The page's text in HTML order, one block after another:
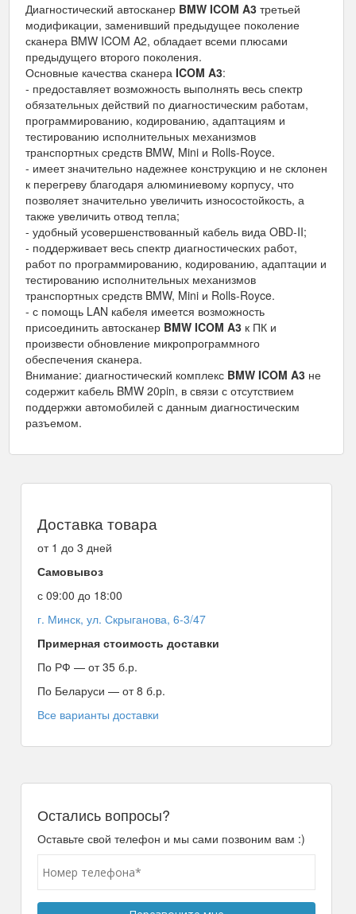
Диагностический автосканер BMW ICOM A3 третьей
модификации, заменивший предыдущее поколение
сканера BMW ICOM A2, обладает всеми плюсами
предыдущего второго поколения.
Основные качества сканера ICOM A3:
- предоставляет возможность выполнять весь спектр
обязательных действий по диагностическим работам,
программированию, кодированию, адаптациям и
тестированию исполнительных механизмов
транспортных средств BMW, Mini и Rolls-Royce.
- имеет значительно надежнее конструкцию и не склонен
к перегреву благодаря алюминиевому корпусу, что
позволяет значительно увеличить износостойкость, а
также увеличить отвод тепла;
- удобный усовершенствованный кабель вида OBD-II;
- поддерживает весь спектр диагностических работ,
работ по программированию, кодированию, адаптации и
тестированию исполнительных механизмов
транспортных средств BMW, Mini и Rolls-Royce.
- с помощь LAN кабеля имеется возможность
присоединить автосканер BMW ICOM A3 к ПК и
произвести обновление микропрограммного
обеспечения сканера.
Внимание: диагностический комплекс BMW ICOM A3 не
содержит кабель BMW 20pin, в связи с отсутствием
поддержки автомобилей с данным диагностическим
разъемом.
Доставка товара
от 1 до 3 дней
Самовывоз
с 09:00 до 18:00
г. Минск, ул. Скрыганова, 6-3/47
Примерная стоимость доставки
По РФ — от 35 б.р.
По Беларуси — от 8 б.р.
Все варианты доставки
Остались вопросы?
Оставьте свой телефон и мы сами позвоним вам :)